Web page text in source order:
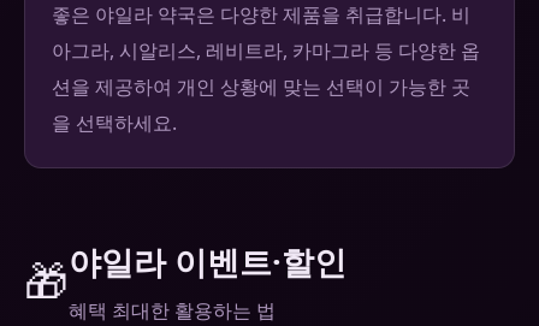
좋은 야일라 약국은 다양한 제품을 취급합니다. 비
아그라, 시알리스, 레비트라, 카마그라 등 다양한 옵
션을 제공하여 개인 상황에 맞는 선택이 가능한 곳
을 선택하세요.
🎁야일라 이벤트·할인
혜택 최대한 활용하는 법